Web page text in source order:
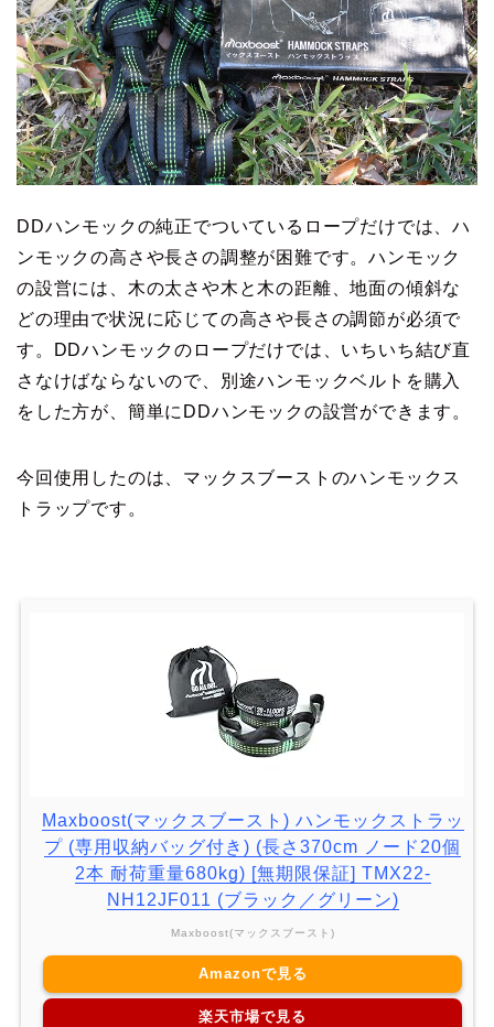
DDハンモックの純正でついているロープだけでは、ハ
ンモックの高さや長さの調整が困難です。ハンモック
の設営には、木の太さや木と木の距離、地面の傾斜な
どの理由で状況に応じての高さや長さの調節が必須で
す。DDハンモックのロープだけでは、いちいち結び直
さなけばならないので、別途ハンモックベルトを購入
をした方が、簡単にDDハンモックの設営ができます。
今回使用したのは、マックスブーストのハンモックス
トラップです。
Maxboost(マックスブースト) ハンモックストラッ
プ (専用収納バッグ付き) (長さ370cm ノード20個
2本 耐荷重量680kg) [無期限保証] TMX22-
NH12JF011 (ブラック／グリーン)
Maxboost(マックスブースト)
Amazonで見る
楽天市場で見る